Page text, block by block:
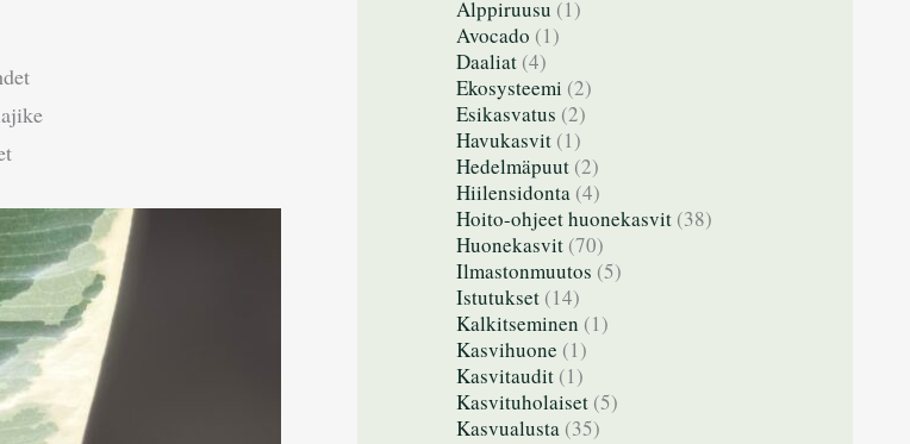
Alppiruusu (1)
Avocado (1)
Daaliat(4)
Ekosysteemi (2)
Esikasvatus (2)
Havukasvit(1)
Hedelmäpuut(2)
Hiilensidonta(4)
Hoito-ohjeet huonekasvit(38)
Huonekasvit(70)
Ilmastonmuutos (5)
Istutukset(14)
Kalkitseminen (1)
Kasvihuone (1)
Kasvitaudit(1)
Kasvituholaiset(5)
Kasvualusta(35)